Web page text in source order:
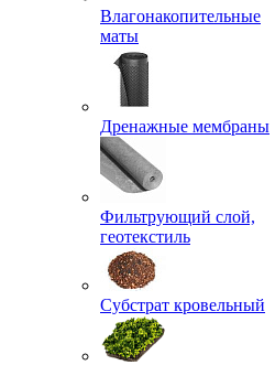
Влагонакопительные
маты
Дренажные мембраны
Фильтрующий слой,
геотекстиль
Субстрат кровельный